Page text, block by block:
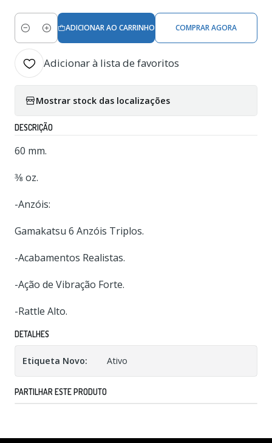
Quantidade
ADICIONAR AO CARRINHO COMPRAR AGORA
Adicionar à lista de favoritos
Mostrar stock das localizações
DESCRIÇÃO
60 mm.
3⁄8 oz.
-Anzóis:
Gamakatsu 6 Anzóis Triplos.
-Acabamentos Realistas.
-Ação de Vibração Forte.
-Rattle Alto.
DETALHES
Etiqueta Novo: Ativo
PARTILHAR ESTE PRODUTO